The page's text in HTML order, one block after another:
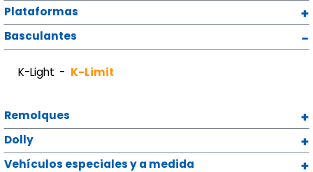
Plataformas
Basculantes
K-Light K-Limit
Remolques
Dolly
Vehículos especiales y a medida